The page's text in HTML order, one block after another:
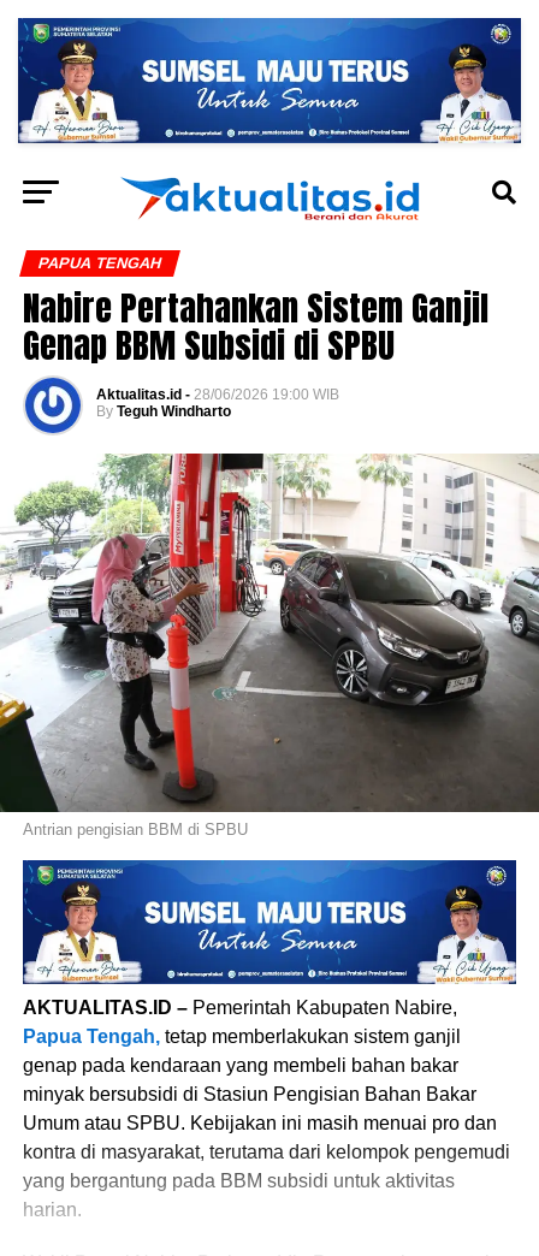
PAPUA TENGAH
Nabire Pertahankan Sistem Ganjil
Genap BBM Subsidi di SPBU
Aktualitas.id - 28/06/2026 19:00 WIB
By Teguh Windharto
Antrian pengisian BBM di SPBU
AKTUALITAS.ID – Pemerintah Kabupaten Nabire,
Papua Tengah,tetap memberlakukan sistem ganjil
genap pada kendaraan yang membeli bahan bakar
minyak bersubsidi di Stasiun Pengisian Bahan Bakar
Umum atau SPBU. Kebijakan ini masih menuai pro dan
kontra di masyarakat, terutama dari kelompok pengemudi
yang bergantung pada BBM subsidi untuk aktivitas
harian.